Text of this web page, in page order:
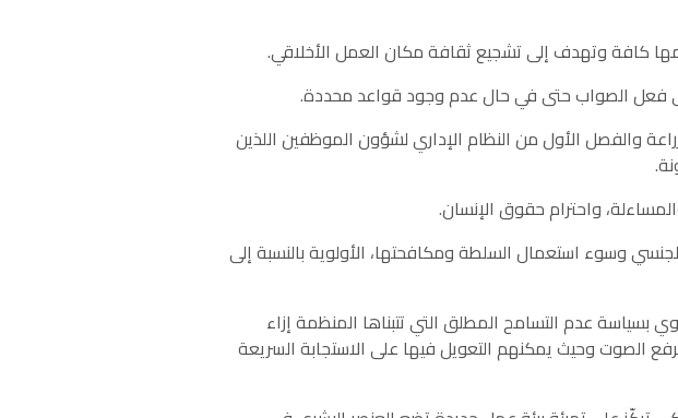
والفصل الأول من النظام الإداري لشؤون الموظفين اللذين
وسوء استعمال السلطة ومكافحتها، الأولوية بالنسبة إلى
بسياسة عدم التسامح المطلق التي تتبناها المنظمة إزاء
الصوت وحيث يمكنهم التعويل فيها على الاستجابة السريعة